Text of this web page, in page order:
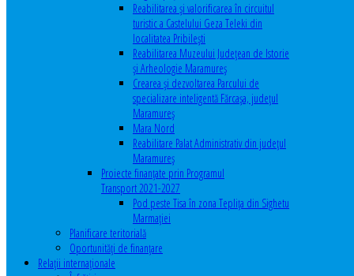
Reabilitarea și valorificarea în circuitul
turistic a Castelului Geza Teleki din
localitatea Pribilești
Reabilitarea Muzeului Județean de Istorie
și Arheologie Maramureș
Crearea și dezvoltarea Parcului de
specializare inteligentă Fărcașa, județul
Maramureș
Mara Nord
Reabilitare Palat Administrativ din județul
Maramureș
Proiecte finanțate prin Programul
Transport 2021-2027
Pod peste Tisa în zona Teplița din Sighetu
Marmației
Planificare teritorială
Oportunităţi de finanţare
Relaţii internaţionale